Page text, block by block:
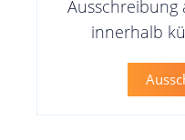
Ausschreibung
innerhalb